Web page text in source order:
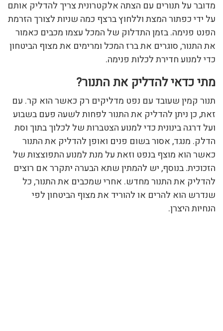
מדובר על תנורים עם הצתה אלקטרונית צריך להדליק אותם
על ידי כפתור המצת וללחוץ ברצף כמה שניות לצורך הזרמת
הפנט פנימה. בזמן התדלוק של המכל עצמו מכבים כאמור
את התנור, סוגרים את ברז המכל ומרימים את מצוף הביטחון
כדי למנוע חדירת לכלות פנימה.
מתי כדאי להדליק את התנור?
תנור קמין שעובד עם נפט מדליקים רק כאשר הוא קר. עם
זאת, כן ניתן להדליק את התנור לפחות לשעה פעם בשבוע
ועל דרגה בינונית כדי למנוע הצטברות של לכלוך בתוך וסת
הדלק. מנגד, אסור בשום פנים ואופן להדליק את התנור
כאשר הוא מוצף בנפט וזאת על מנת למנוע התפוצצות של
הזכוכית. בנוסף, יש להמתין שתא הבערה יתקרר אם רוצים
להדליק את התנור מחדש. אחרי שמכבים את התנור, כל
שנדרש הוא להרים או להוריד את מצוף הביטחון לפי
הנחיות היצרן.